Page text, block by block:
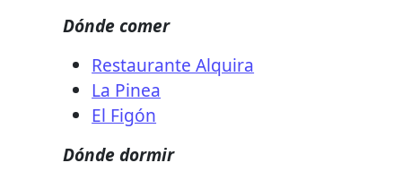
Dónde comer
Restaurante Alquira
La Pinea
El Figón
Dónde dormir